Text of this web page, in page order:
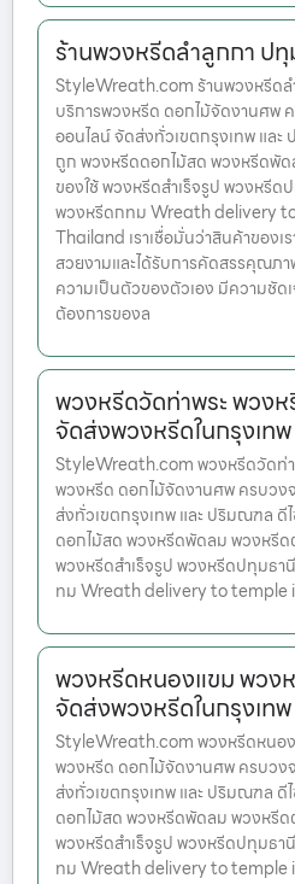
ร้านพวงหรีดลำลูกกา ป
StyleWreath.com ร้านพวงหรีด
บริการพวงหรีด ดอกไม้จัดงานศพ
ออนไลน์ จัดส่งทั่วเขตกรุงเทพ แล
ถูก พวงหรีดดอกไม้สด พวงหรีดพั
ของใช้ พวงหรีดสำเร็จรูป พวงหรี
พวงหรีดกทม Wreath delivery
Thailand เราเชื่อมั่นว่าสินค้าของ
สวยงามและได้รับการคัดสรรคุณภ
ความเป็นตัวของตัวเอง มีความชั
ต้องการของล
พวงหรีดวัดท่าพระ พวง
จัดส่งพวงหรีดในกรุงเท
StyleWreath.com พวงหรีดวัดท่า
พวงหรีด ดอกไม้จัดงานศพ ครบวง
ส่งทั่วเขตกรุงเทพ และ ปริมณฑล ดี
ดอกไม้สด พวงหรีดพัดลม พวงหรีด
พวงหรีดสำเร็จรูป พวงหรีดปทุมธ
ทม Wreath delivery to temple
พวงหรีดหนองแขม พวง
จัดส่งพวงหรีดในกรุงเท
StyleWreath.com พวงหรีดหนอ
พวงหรีด ดอกไม้จัดงานศพ ครบวง
ส่งทั่วเขตกรุงเทพ และ ปริมณฑล ดี
ดอกไม้สด พวงหรีดพัดลม พวงหรีด
พวงหรีดสำเร็จรูป พวงหรีดปทุมธ
ทม Wreath delivery to temple